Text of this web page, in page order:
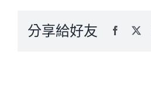
分享給好友